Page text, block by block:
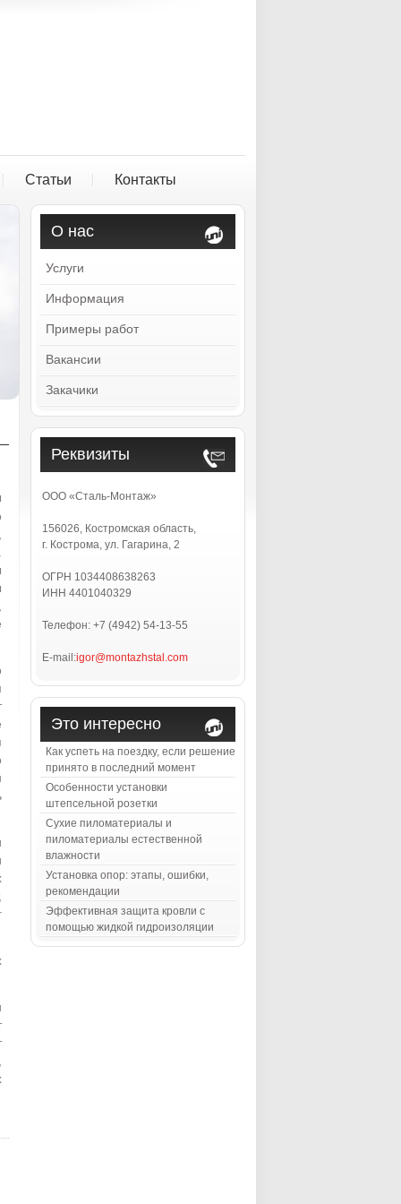
Статьи Контакты
О нас
Услуги
Информация
Примеры работ
Вакансии
Закачики
Реквизиты
ООО «Сталь-Монтаж»
156026, Костромская область,
г. Кострома, ул. Гагарина, 2
ОГРН 1034408638263
ИНН 4401040329
Телефон: +7 (4942) 54-13-55
E-mail:igor@montazhstal.com
Это интересно
Как успеть на поездку, если решение
принято в последний момент
Особенности установки
штепсельной розетки
Сухие пиломатериалы и
пиломатериалы естественной
влажности
Установка опор: этапы, ошибки,
рекомендации
Эффективная защита кровли с
помощью жидкой гидроизоляции